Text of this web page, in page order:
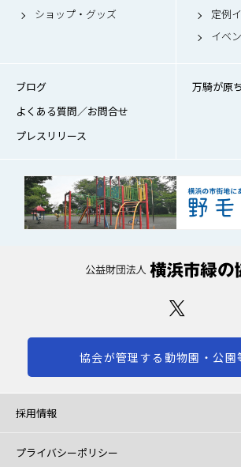
ショップ・グッズ
定例
イベ
ブログ
よくある質問／お問合せ
プレスリリース
万騎が原
協会が管理する動物園・公園
採用情報
プライバシーポリシー